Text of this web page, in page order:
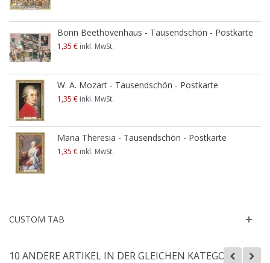
Bonn Beethovenhaus - Tausendschön - Postkarte
1,35 € inkl. MwSt.
W. A. Mozart - Tausendschön - Postkarte
1,35 € inkl. MwSt.
Maria Theresia - Tausendschön - Postkarte
1,35 € inkl. MwSt.
CUSTOM TAB
10 ANDERE ARTIKEL IN DER GLEICHEN KATEGORIE: